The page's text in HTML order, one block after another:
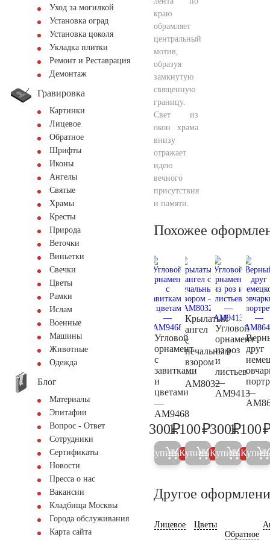
Уход за могилкой
Установка оград
Установка цоколя
Укладка плитки
Ремонт и Реставрация
Демонтаж
Гравировка
Картинки
Лицевое
Обратное
Шрифты
Иконы
Ангелы
Святые
Храмы
Кресты
Природа
Веточки
Виньетки
Свечки
Цветы
Рамки
Ислам
Военные
Машины
Животные
Одежда
Блог
Материалы
Эпитафии
Вопрос - Ответ
Сотрудники
Сертификаты
Новости
Пресса о нас
Вакансии
Кладбища Москвы
Города обслуживания
Карта сайта
краю
обрамляет
центральный
мотив,
образуя
замкнутую
священную
границу.
Свет из
окон храма
внизу
отражает
идею
вечного
присутствия
и памяти.
Похожее
Угловой
орнамент
с
завитками
и
цветами
—
AM9468
300
300₽
Купить 5%
Крылатый
ангел
с
печальным
взором
—
AM8032
1.200
1.100₽
Купить 5%
Угловой
орнамент
из роз
и
листьев
—
AM9413
300
300₽
Купить 5%
друг
—
1.100
Купить
Другое
Лицевое
Цветы
Обратное